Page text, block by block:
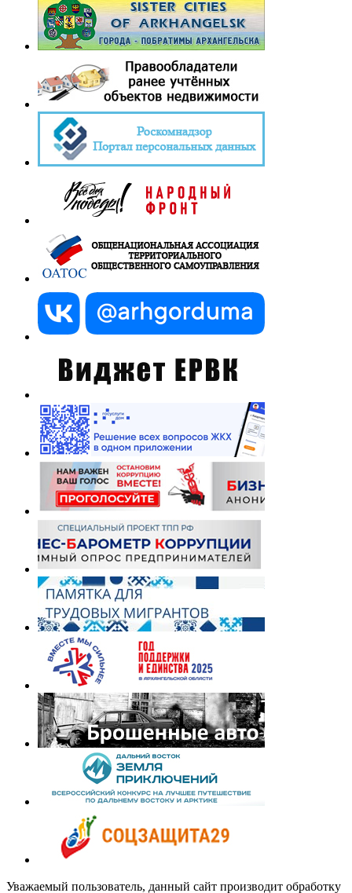
Уважаемый пользователь, данный сайт производит обработку